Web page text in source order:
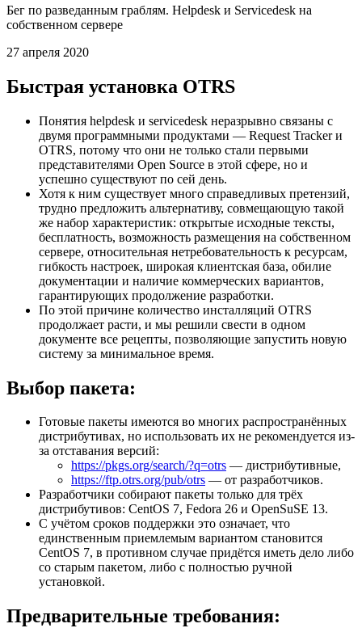
Бег по разведанным граблям. Helpdesk и Servicedesk на
собственном сервере
27 апреля 2020
Быстрая установка OTRS
Понятия helpdesk и servicedesk неразрывно связаны с
двумя программными продуктами — Request Tracker и
OTRS, потому что они не только стали первыми
представителями Open Source в этой сфере, но и
успешно существуют по сей день.
Хотя к ним существует много справедливых претензий,
трудно предложить альтернативу, совмещающую такой
же набор характеристик: открытые исходные тексты,
бесплатность, возможность размещения на собственном
сервере, относительная нетребовательность к ресурсам,
гибкость настроек, широкая клиентская база, обилие
документации и наличие коммерческих вариантов,
гарантирующих продолжение разработки.
По этой причине количество инсталляций OTRS
продолжает расти, и мы решили свести в одном
документе все рецепты, позволяющие запустить новую
систему за минимальное время.
Выбор пакета:
Готовые пакеты имеются во многих распространённых
дистрибутивах, но использовать их не рекомендуется из-
за отставания версий:
https://pkgs.org/search/?q=otrs — дистрибутивные,
https://ftp.otrs.org/pub/otrs — от разработчиков.
Разработчики собирают пакеты только для трёх
дистрибутивов: CentOS 7, Fedora 26 и OpenSuSE 13.
С учётом сроков поддержки это означает, что
единственным приемлемым вариантом становится
CentOS 7, в противном случае придётся иметь дело либо
со старым пакетом, либо с полностью ручной
установкой.
Предварительные требования: